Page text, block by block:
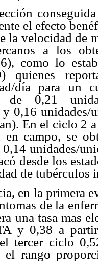
el efecto
la velocidad de
a los
como lo
quienes
día para un
0,21
0,16 unidades/
En el ciclo 2
en campo, se
unidades/
desde los
de tubérculos
en la primera
de la
una tasa mas
y 0,38 a
tercer ciclo
el rango